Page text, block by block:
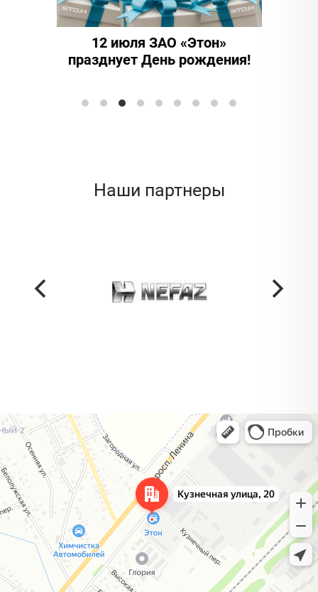
12 июля ЗАО «Этон»
празднует День рождения!
Наши партнеры
Жодино
Кузнечная улица, 20 — Яндекс Карты